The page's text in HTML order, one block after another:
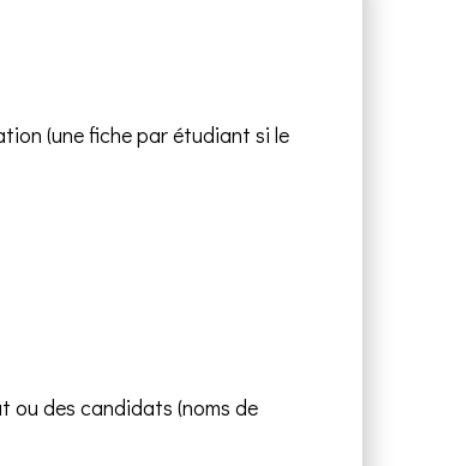
(une fiche par étudiant si le
ou des candidats (noms de